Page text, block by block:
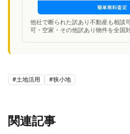
他社で断られた訳あり不動産も相談
可・空家・その他訳あり物件を全国
#土地活用 #狭小地
関連記事